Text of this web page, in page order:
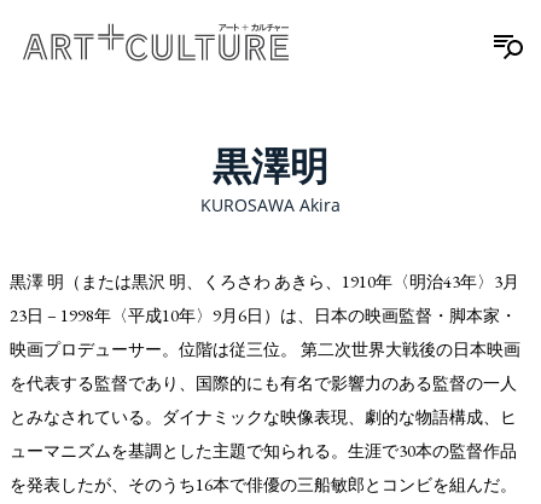
黒澤明
KUROSAWA Akira
黒澤 明（または黒沢 明、くろさわ あきら、1910年〈明治43年〉3月
23日 – 1998年〈平成10年〉9月6日）は、日本の映画監督・脚本家・
映画プロデューサー。位階は従三位。 第二次世界大戦後の日本映画
を代表する監督であり、国際的にも有名で影響力のある監督の一人
とみなされている。ダイナミックな映像表現、劇的な物語構成、ヒ
ューマニズムを基調とした主題で知られる。生涯で30本の監督作品
を発表したが、そのうち16本で俳優の三船敏郎とコンビを組んだ。